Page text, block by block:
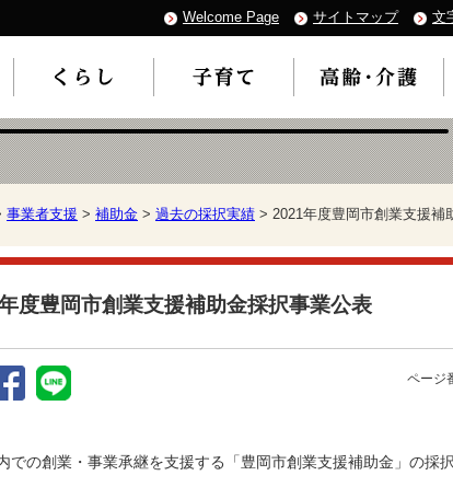
Welcome Page サイトマップ 文
事業者支援 > 補助金 > 過去の採択実績 > 2021年度豊岡市創業支援補
度豊岡市創業支援補助金採択事業公表
ページ
での創業・事業承継を支援する「豊岡市創業支援補助金」の採